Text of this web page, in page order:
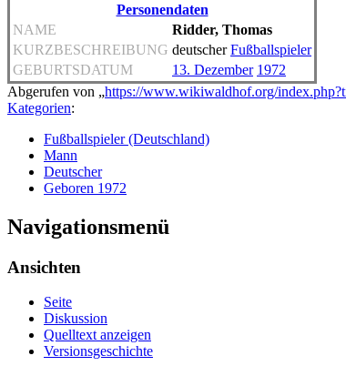
Personendaten
NAME
Ridder, Thomas
KURZBESCHREIBUNG deutscherFußballspieler
GEBURTSDATUM
13. Dezember 1972
Abgerufen von „https://www.wikiwaldhof.org/
Kategorien:
Fußballspieler (Deutschland)
Mann
Deutscher
Geboren 1972
Navigationsmenü
Ansichten
Seite
Diskussion
Quelltext anzeigen
Versionsgeschichte